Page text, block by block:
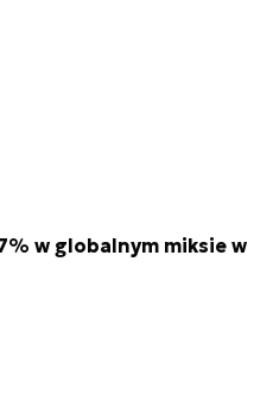
w globalnym miksie w